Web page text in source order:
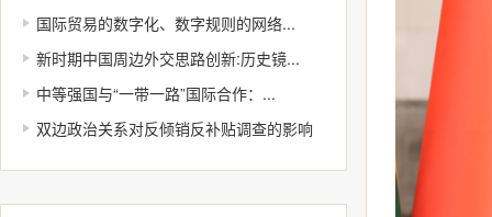
国际贸易的数字化、数字规则的网络...
新时期中国周边外交思路创新:历史镜...
中等强国与“一带一路”国际合作：...
双边政治关系对反倾销反补贴调查的影响